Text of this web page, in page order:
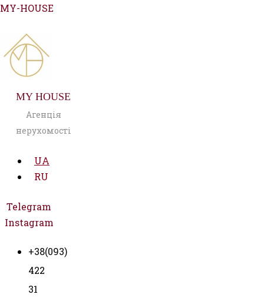
Перейти
вмісту
MY-HOUSE
MY HOUSE
Агенція
нерухомості
UA
RU
Telegram
Instagram
+38(093)
422
31